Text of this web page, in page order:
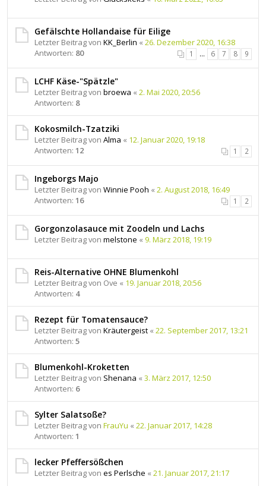
Gefälschte Hollandaise für Eilige
Letzter Beitrag von KK_Berlin « 26. Dezember 2020, 16:38
Antworten: 80 1 … 6 7 8 9
LCHF Käse-"Spätzle"
Letzter Beitrag von broewa « 2. Mai 2020, 20:56
Antworten: 8
Kokosmilch-Tzatziki
Letzter Beitrag von Alma « 12. Januar 2020, 19:18
Antworten: 12 1 2
Ingeborgs Majo
Letzter Beitrag von Winnie Pooh « 2. August 2018, 16:49
Antworten: 16 1 2
Gorgonzolasauce mit Zoodeln und Lachs
Letzter Beitrag von melstone « 9. März 2018, 19:19
Reis-Alternative OHNE Blumenkohl
Letzter Beitrag von Ove « 19. Januar 2018, 20:56
Antworten: 4
Rezept für Tomatensauce?
Letzter Beitrag von Kräutergeist « 22. September 2017, 13:21
Antworten: 5
Blumenkohl-Kroketten
Letzter Beitrag von Shenana « 3. März 2017, 12:50
Antworten: 6
Sylter Salatsoße?
Letzter Beitrag von FrauYu « 22. Januar 2017, 14:28
Antworten: 1
lecker Pfeffersößchen
Letzter Beitrag von es Perlsche « 21. Januar 2017, 21:17